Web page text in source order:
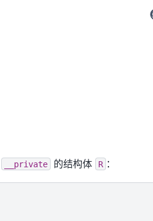
__private 的结构体 R ：